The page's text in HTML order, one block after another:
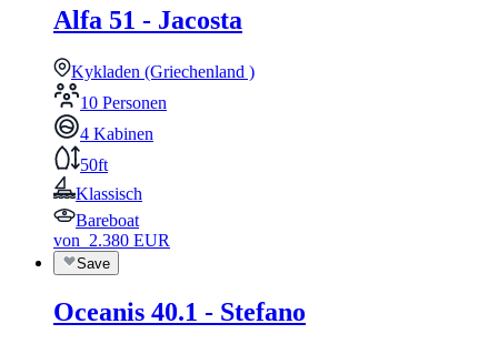
Alfa 51 - Jacosta
Kykladen (Griechenland )
10 Personen
4 Kabinen
50ft
Klassisch
Bareboat
von 2.380 EUR
Save
Oceanis 40.1 - Stefano